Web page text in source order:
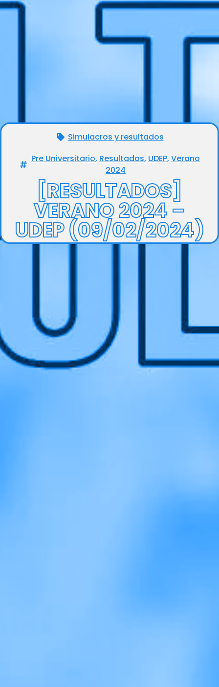
Simulacros y resultados
Pre Universitario, Resultados, UDEP, Verano
2024
[RESULTADOS]
VERANO 2024 –
UDEP (09/02/2024)